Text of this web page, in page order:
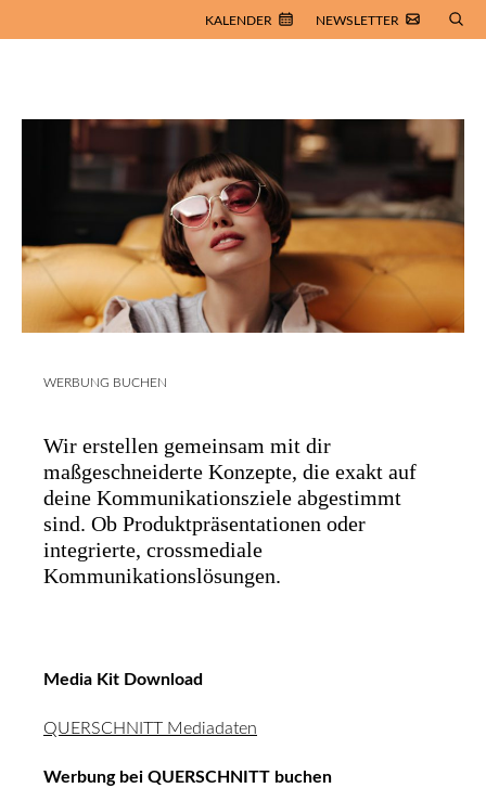
KALENDER NEWSLETTER
WERBUNG BUCHEN
Wir erstellen gemeinsam mit dir
maßgeschneiderte Konzepte, die exakt auf
deine Kommunikationsziele abgestimmt
sind. Ob Produktpräsentationen oder
integrierte, crossmediale
Kommunikationslösungen.
Media Kit Download
QUERSCHNITT Mediadaten
Werbung bei QUERSCHNITT buchen